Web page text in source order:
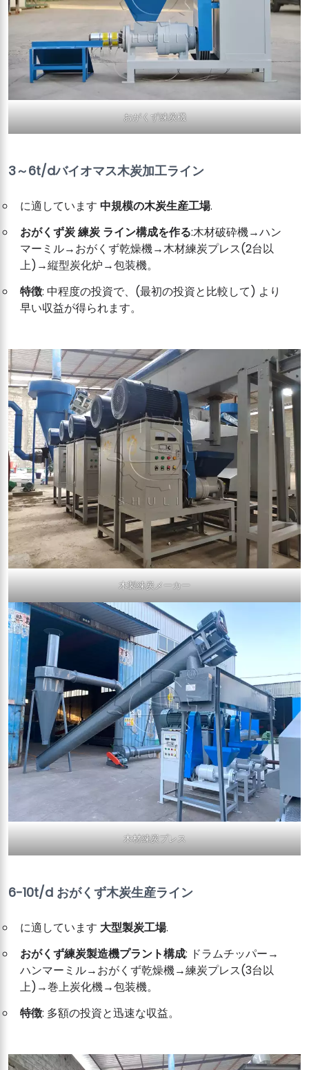
おがくず練炭機
3～6t/dバイオマス木炭加工ライン
に適しています 中規模の木炭生産工場.
おがくず炭練炭 ライン構成を作る:木材破砕機→ハン
マーミル→おがくず乾燥機→木材練炭プレス(2台以
上)→縦型炭化炉→包装機。
特徴: 中程度の投資で、(最初の投資と比較して) より
早い収益が得られます。
木製練炭メーカー
木材練炭プレス
6-10t/d おがくず木炭生産ライン
に適しています 大型製炭工場.
おがくず練炭製造機プラント構成: ドラムチッパー→
ハンマーミル→おがくず乾燥機→練炭プレス(3台以
上)→巻上炭化機→包装機。
特徴: 多額の投資と迅速な収益。